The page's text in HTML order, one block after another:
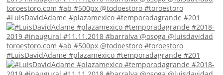
#LuisDavidAdame #plazamexico #temporadagrande #201
#LuisDavidAdame #plazamexico #temporadagrande #201